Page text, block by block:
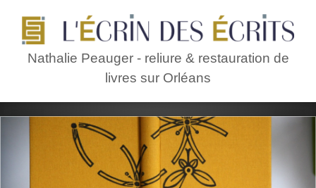
Nathalie Peauger - reliure & restauration de
livres sur Orléans